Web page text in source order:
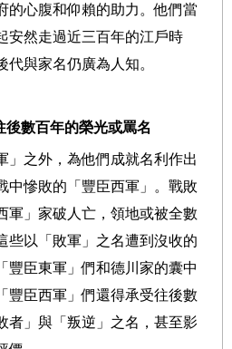
的心腹和仰賴的助力。他們當
安然走過近三百年的江戶時
與家名仍廣為人知。
數百年的榮光或罵名
」之外，為他們成就名利作出
中慘敗的「豐臣西軍」。戰敗
軍」家破人亡，領地或被全數
些以「敗軍」之名遭到沒收的
豐臣東軍」們和德川家的囊中
豐臣西軍」們還得承受往後數
者」與「叛逆」之名，甚至影